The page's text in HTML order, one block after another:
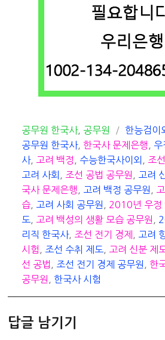
카
테
고
리
공무원 한국사, 공무원
태
그
한능검이
공무원 한국사,한국사 문제은행
우
사, 고려 백정 수능한국사이외 조
고려 사회
조선 공법 공무원 고려
국사 문제은행
고려 백정 공무원
습
고려 사회 공무원 2010년 우정
도
고려 백성의 생활 모습 공무원
리직 한국사, 조선 전기 경제 고려
시험
조선 수취 제도 고려 신분 제
선 공법
조선 전기 경제 공무원 ,한
공무원
,한국사 시험
답글 남기기